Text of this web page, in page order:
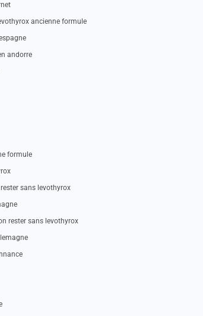
ancienne formule
andorre
formule
sans levothyrox
rester sans levothyrox